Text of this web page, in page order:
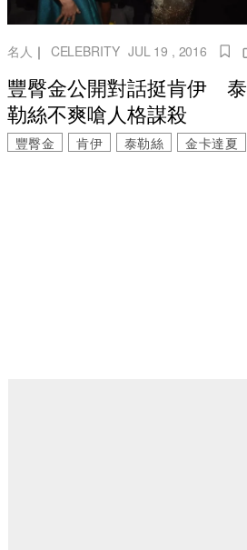
名人 ｜ CELEBRITY JUL 19 , 2016
豐臀金公開對話挺肯伊 泰
勒絲不爽嗆人格謀殺
豐臀金 肯伊 泰勒絲 金卡達夏